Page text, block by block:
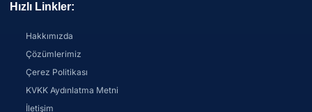
Hızlı Linkler:
Hakkımızda
Çözümlerimiz
Çerez Politikası
KVKK Aydınlatma Metni
İletişim